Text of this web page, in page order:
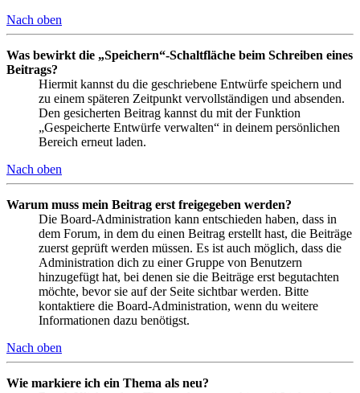
Nach oben
Was bewirkt die „Speichern“-Schaltfläche beim Schreiben eines
Beitrags?
Hiermit kannst du die geschriebene Entwürfe speichern und
zu einem späteren Zeitpunkt vervollständigen und absenden.
Den gesicherten Beitrag kannst du mit der Funktion
„Gespeicherte Entwürfe verwalten“ in deinem persönlichen
Bereich erneut laden.
Nach oben
Warum muss mein Beitrag erst freigegeben werden?
Die Board-Administration kann entschieden haben, dass in
dem Forum, in dem du einen Beitrag erstellt hast, die Beiträge
zuerst geprüft werden müssen. Es ist auch möglich, dass die
Administration dich zu einer Gruppe von Benutzern
hinzugefügt hat, bei denen sie die Beiträge erst begutachten
möchte, bevor sie auf der Seite sichtbar werden. Bitte
kontaktiere die Board-Administration, wenn du weitere
Informationen dazu benötigst.
Nach oben
Wie markiere ich ein Thema als neu?